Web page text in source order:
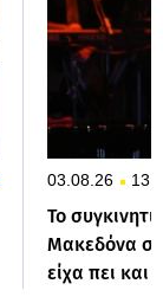
03.08.26
Το
Μακεδόνα
είχα πει και